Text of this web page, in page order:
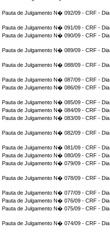
Pauta de Julgamento N� 092/09 - CRF - Dia
Pauta de Julgamento N� 091/09 - CRF - Dia
Pauta de Julgamento N� 090/09 - CRF - Dia
Pauta de Julgamento N� 089/09 - CRF - Dia
Pauta de Julgamento N� 088/09 - CRF - Dia
Pauta de Julgamento N� 087/09 - CRF - Dia
Pauta de Julgamento N� 086/09 - CRF - Dia
Pauta de Julgamento N� 085/09 - CRF -
Pauta de Julgamento N� 084/09 - CRF -
Pauta de Julgamento N� 083/09 - CRF -
Pauta de Julgamento N� 082/09 - CRF -
Pauta de Julgamento N� 081/09 - CRF -
Pauta de Julgamento N� 080/09 - CRF -
Pauta de Julgamento N� 079/09 - CRF -
Pauta de Julgamento N� 078/09 - CRF -
Pauta de Julgamento N� 077/09 - CRF -
Pauta de Julgamento N� 076/09 - CRF -
Pauta de Julgamento N� 075/09 - CRF -
Pauta de Julgamento N� 074/09 - CRF -